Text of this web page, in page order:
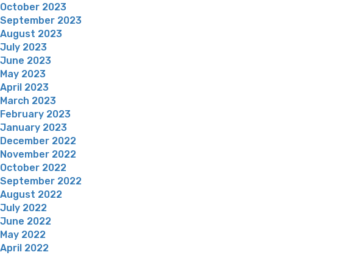
October 2023
September 2023
August 2023
July 2023
June 2023
May 2023
April 2023
March 2023
February 2023
January 2023
December 2022
November 2022
October 2022
September 2022
August 2022
July 2022
June 2022
May 2022
April 2022